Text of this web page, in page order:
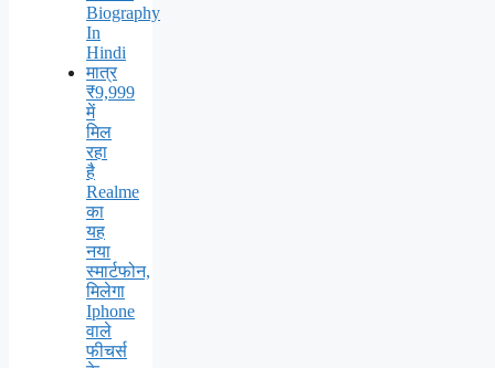
Biography
In
Hindi
मात्र
₹9,999
में
मिल
रहा
है
Realme
का
यह
नया
स्मार्टफोन,
मिलेगा
Iphone
वाले
फीचर्स